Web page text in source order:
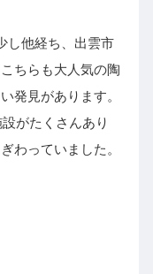
し他経ち、出雲市
ちらも大人気の陶
発見があります。
がたくさんあり
わっていました。